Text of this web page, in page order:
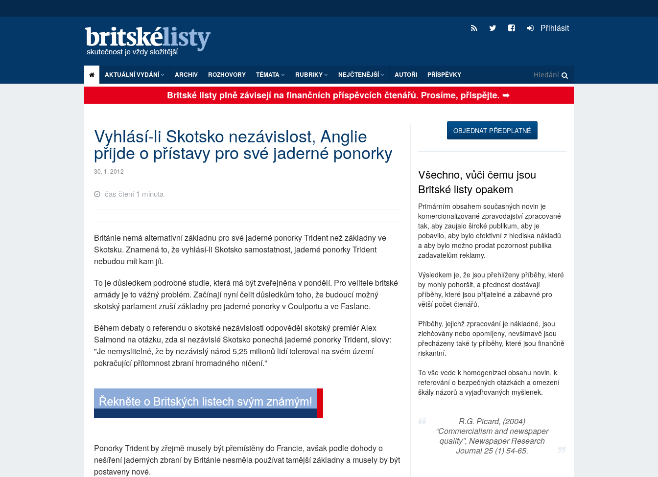
Přihlásit
AKTUÁLNÍ VYDÁNÍ ARCHIV ROZHOVORY TÉMATA RUBRIKY NEJČTENĚJŠÍ AUTOŘI PŘÍSPĚVKY
Britské listy plně závisejí na finančních příspěvcích čtenářů. Prosíme, přispějte. ➥
Vyhlásí-li Skotsko nezávislost, Anglie
přijde o přístavy pro své jaderné ponorky
30. 1. 2012
čas čtení 1 minuta
Británie nemá alternativní základnu pro své jaderné ponorky Trident než základny ve
Skotsku. Znamená to, že vyhlásí-li Skotsko samostatnost, jaderné ponorky Trident
nebudou mít kam jít.
To je důsledkem podrobné studie, která má být zveřejněna v pondělí. Pro velitele britské
armády je to vážný problém. Začínají nyní čelit důsledkům toho, že budoucí možný
skotský parlament zruší základny pro jaderné ponorky v Coulportu a ve Faslane.
Během debaty o referendu o skotské nezávislosti odpověděl skotský premiér Alex
Salmond na otázku, zda si nezávislé Skotsko ponechá jaderné ponorky Trident, slovy:
"Je nemyslitelné, že by nezávislý národ 5,25 milionů lidí toleroval na svém území
pokračující přítomnost zbraní hromadného ničení."
Ponorky Trident by zřejmě musely být přemístěny do Francie, avšak podle dohody o
nešíření jaderných zbraní by Británie nesměla používat tamější základny a musely by být
postaveny nové.
OBJEDNAT PŘEDPLATNÉ
Všechno, vůči čemu jsou
Britské listy opakem
Primárním obsahem současných novin je
komercionalizované zpravodajství zpracované
tak, aby zaujalo široké publikum, aby je
pobavilo, aby bylo efektivní z hlediska nákladů
a aby bylo možno prodat pozornost publika
zadavatelům reklamy.
Výsledkem je, že jsou přehlíženy příběhy, které
by mohly pohoršit, a přednost dostávají
příběhy, které jsou přijatelné a zábavné pro
větší počet čtenářů.
Příběhy, jejichž zpracování je nákladné, jsou
zlehčovány nebo opomíjeny, nevšímavě jsou
přecházeny také ty příběhy, které jsou finančně
riskantní.
To vše vede k homogenizaci obsahu novin, k
referování o bezpečných otázkách a omezení
škály názorů a vyjadřovaných myšlenek.
R.G. Picard, (2004)
“Commercialism and newspaper
quality”, Newspaper Research
Journal 25 (1) 54-65.